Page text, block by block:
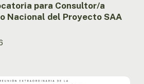
para Consultor/a
Nacional del Proyecto SAA